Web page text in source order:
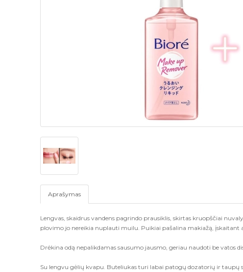
Aprašymas
Lengvas, skaidrus vandens pagrindo prausiklis, skirtas kruopščiai
plovimo jo nereikia nuplauti muilu. Puikiai pašalina makiažą,
Drėkina odą nepalikdamas sausumo jausmo, geriau naudoti be vatos
Su lengvu gėlių kvapu. Buteliukas turi labai patogų dozatorių ir